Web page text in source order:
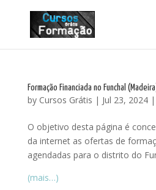
Formação Financiada no Funchal
by Cursos Grátis | Jul 23, 2024|
O objetivo desta página é
da internet as ofertas de
agendadas para o distrito do
(mais…)